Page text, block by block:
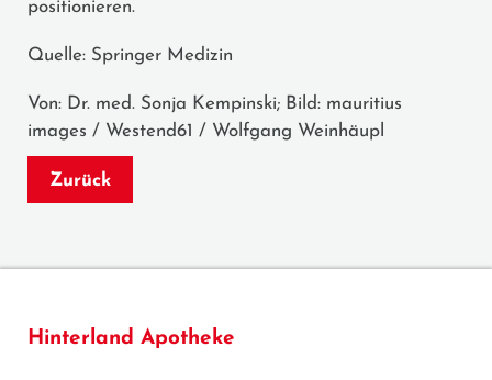
positionieren.
Quelle: Springer Medizin
Von: Dr. med. Sonja Kempinski; Bild: mauritius
images / Westend61 / Wolfgang Weinhäupl
Zurück
Hinterland Apotheke